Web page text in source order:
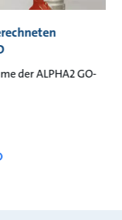
der ALPHA2 GO-